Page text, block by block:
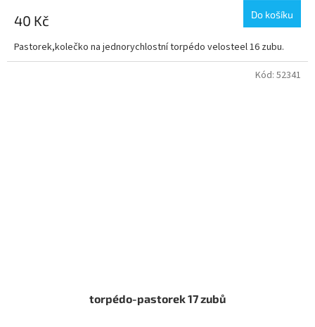
40 Kč Do košíku
Pastorek,kolečko na jednorychlostní torpédo velosteel 16 zubu.
torpédo-pastorek 17 zubů
Kód: 52341